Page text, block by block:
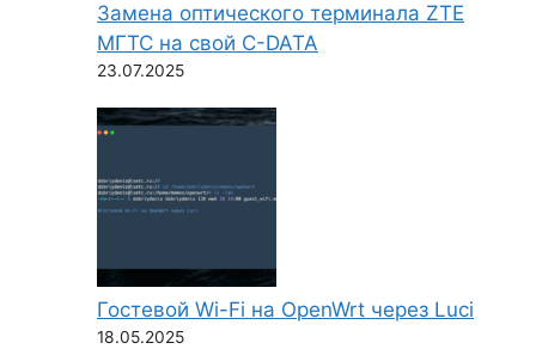
Замена оптического терминала ZTE
МГТС на свой C-DATA
23.07.2025
Гостевой Wi-Fi на OpenWrt через Luci
18.05.2025